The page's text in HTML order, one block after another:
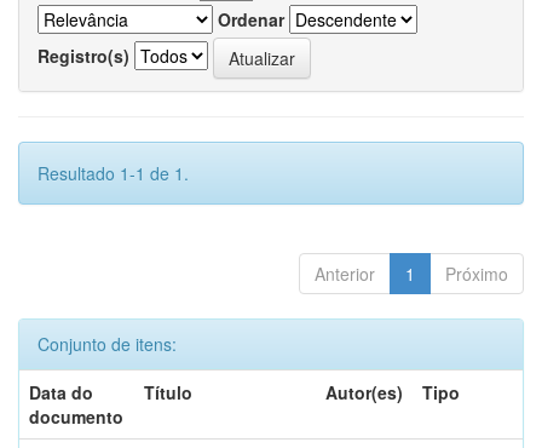
Ordenar
Registro(s)
Resultado 1-1 de 1.
Anterior 1 Próximo
Conjunto de itens:
Data do
documento
Título Autor(es) Tipo